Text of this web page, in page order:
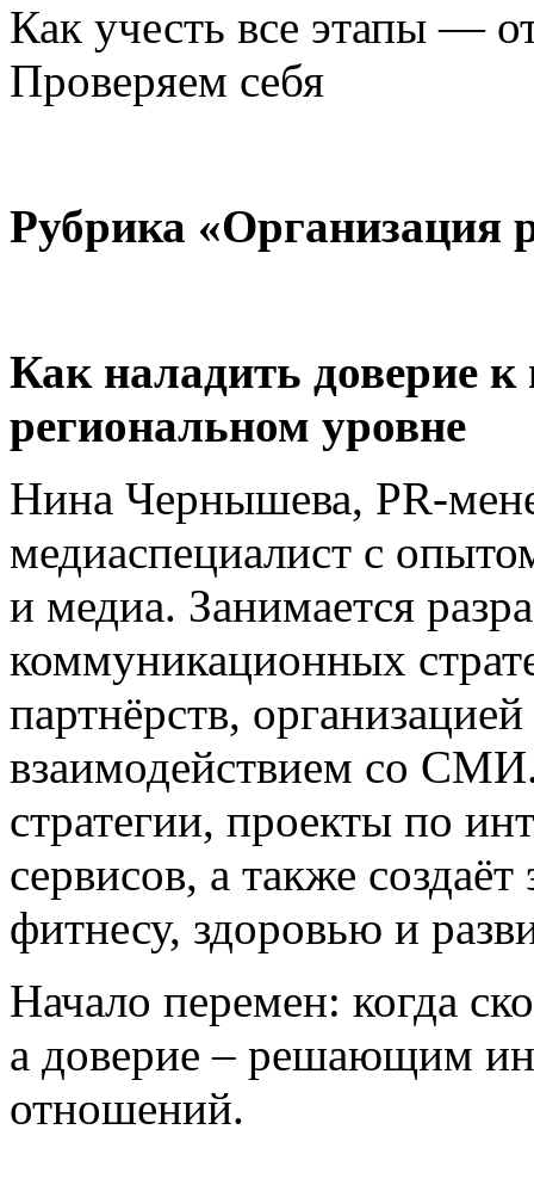
Как учесть все этапы —
Проверяем себя
Рубрика «Организация
Как наладить доверие к
региональном уровне
Нина Чернышева, PR-
медиаспециалист с
и медиа. Занимается
коммуникационных
партнёрств,
взаимодействием со
стратегии, проекты по
сервисов, а также
фитнесу, здоровью и
Начало перемен: когда
а доверие – решающим
отношений.